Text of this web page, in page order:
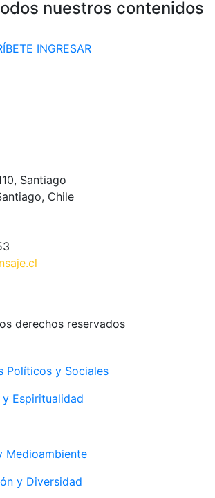
nuestros contenidos
INGRESAR
Santiago
Chile
derechos reservados
Políticos y Sociales
Espiritualidad
Medioambiente
y Diversidad